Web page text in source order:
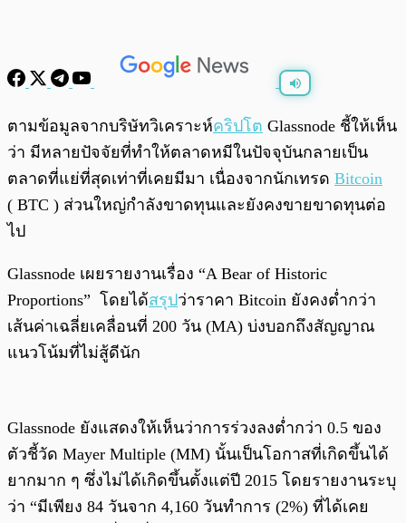
/0:00
ตามข้อมูลจากบริษัทวิเคราะห์คริปโต Glassnode ชี้ให้เห็น
ว่า มีหลายปัจจัยที่ทำให้ตลาดหมีในปัจจุบันกลายเป็น
ตลาดที่แย่ที่สุดเท่าที่เคยมีมา เนื่องจากนักเทรด Bitcoin
( BTC ) ส่วนใหญ่กำลังขาดทุนและยังคงขายขาดทุนต่อ
ไป
Glassnode เผยรายงานเรื่อง “A Bear of Historic
Proportions” โดยได้สรุปว่าราคา Bitcoin ยังคงต่ำกว่า
เส้นค่าเฉลี่ยเคลื่อนที่ 200 วัน (MA) บ่งบอกถึงสัญญาณ
แนวโน้มที่ไม่สู้ดีนัก
Glassnode ยังแสดงให้เห็นว่าการร่วงลงต่ำกว่า 0.5 ของ
ตัวชี้วัด Mayer Multiple (MM) นั้นเป็นโอกาสที่เกิดขึ้นได้
ยากมาก ๆ ซึ่งไม่ได้เกิดขึ้นตั้งแต่ปี 2015 โดยรายงานระบุ
ว่า “มีเพียง 84 วันจาก 4,160 วันทำการ (2%) ที่ได้เคย